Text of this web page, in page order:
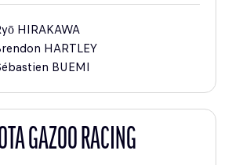
HIRAKAWA
HARTLEY
BUEMI
GAZOO RACING